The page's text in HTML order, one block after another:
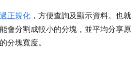
正規化 ，方便查詢及顯示資料。也就
會分割成較小的分塊，並平均分享原
分塊寬度。